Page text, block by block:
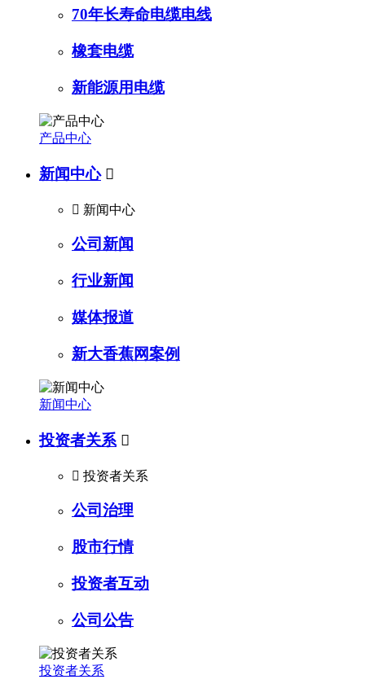
70年长寿命电缆电线
橡套电缆
新能源用电缆
产品中心
新闻中心 
 新闻中心
公司新闻
行业新闻
媒体报道
新大香蕉网案例
新闻中心
投资者关系 
 投资者关系
公司治理
股市行情
投资者互动
公司公告
投资者关系